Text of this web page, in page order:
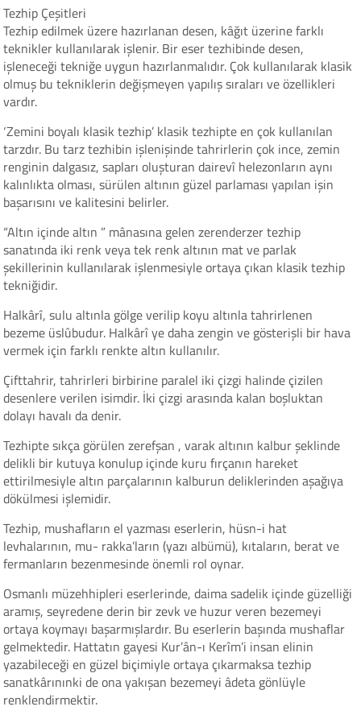
Tezhip Çeşitleri
Tezhip edilmek üzere hazırlanan desen, kâğıt üzerine farklı
teknikler kullanılarak işlenir. Bir eser tezhibinde desen,
işleneceği tekniğe uygun hazırlanmalıdır. Çok kullanılarak klasik
olmuş bu tekniklerin değişmeyen yapılış sıraları ve özellikleri
vardır.
‘Zemini boyalı klasik tezhip’ klasik tezhipte en çok kullanılan
tarzdır. Bu tarz tezhibin işlenişinde tahrirlerin çok ince, zemin
renginin dalgasız, sapları oluşturan dairevî helezonların aynı
kalınlıkta olması, sürülen altının güzel parlaması yapılan işin
başarısını ve kalitesini belirler.
“Altın içinde altın ” mânasına gelen zerenderzer tezhip
sanatında iki renk veya tek renk altının mat ve parlak
şekillerinin kullanılarak işlenmesiyle ortaya çıkan klasik tezhip
tekniğidir.
Halkârî, sulu altınla gölge verilip koyu altınla tahrirlenen
bezeme üslûbudur. Halkârî ye daha zengin ve gösterişli bir hava
vermek için farklı renkte altın kullanılır.
Çifttahrir, tahrirleri birbirine paralel iki çizgi halinde çizilen
desenlere verilen isimdir. İki çizgi arasında kalan boşluktan
dolayı havalı da denir.
Tezhipte sıkça görülen zerefşan , varak altının kalbur şeklinde
delikli bir kutuya konulup içinde kuru fırçanın hareket
ettirilmesiyle altın parçalarının kalburun deliklerinden aşağıya
dökülmesi işlemidir.
Tezhip, mushafların el yazması eserlerin, hüsn-i hat
levhalarının, mu- rakka’ların (yazı albümü), kıtaların, berat ve
fermanların bezenmesinde önemli rol oynar.
Osmanlı müzehhipleri eserlerinde, daima sadelik içinde güzelliği
aramış, seyredene derin bir zevk ve huzur veren bezemeyi
ortaya koymayı başarmışlardır. Bu eserlerin başında mushaflar
gelmektedir. Hattatın gayesi Kur’ân-ı Kerîm’i insan elinin
yazabileceği en güzel biçimiyle ortaya çıkarmaksa tezhip
sanatkârınınki de ona yakışan bezemeyi âdeta gönlüyle
renklendirmektir.